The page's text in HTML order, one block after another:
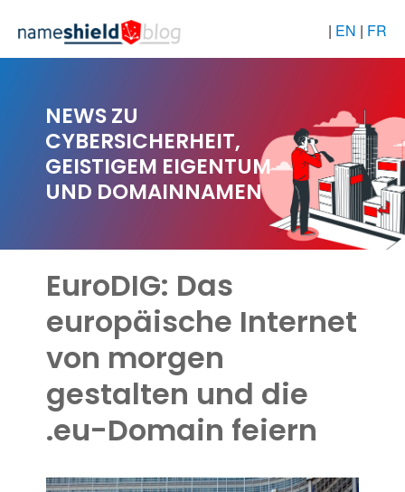
| EN | FR
NEWS ZU
CYBERSICHERHEIT,
GEISTIGEM EIGENTUM
UND DOMAINNAMEN
EuroDIG: Das
europäische Internet
von morgen
gestalten und die
.eu-Domain feiern